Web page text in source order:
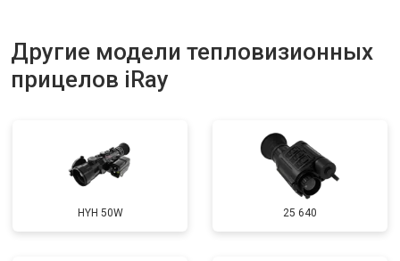
Другие модели тепловизионных
прицелов iRay
HYH 50W 25 640